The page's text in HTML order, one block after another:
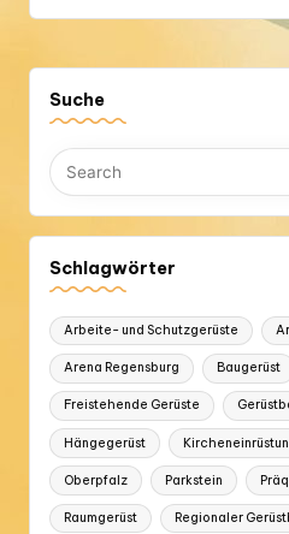
Suche
Schlagwörter
Arbeite- und Schutzgerüste
Arena Regensburg Baugerüst
Freistehende Gerüste
Hängegerüst
Oberpfalz Parkstein
Raumgerüst Regionaler